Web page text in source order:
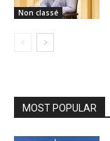
Non classé
MOST POPULAR